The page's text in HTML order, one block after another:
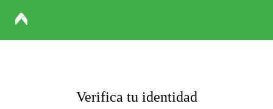
Verifica tu identidad